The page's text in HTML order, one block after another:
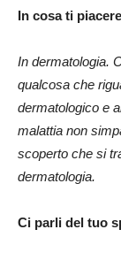
In cosa ti
In dermatologia.
qualcosa che
dermatologico e
malattia non
scoperto che si
dermatologia.
Ci parli del tuo